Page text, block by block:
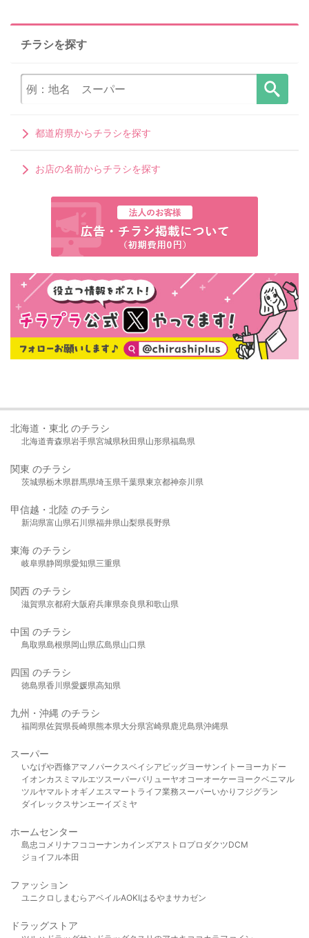
チラシを探す
都道府県からチラシを探す
お店の名前からチラシを探す
北海道・東北 のチラシ
北海道青森県岩手県宮城県秋田県山形県福島県
関東 のチラシ
茨城県栃木県群馬県埼玉県千葉県東京都神奈川県
甲信越・北陸 のチラシ
新潟県富山県石川県福井県山梨県長野県
東海 のチラシ
岐阜県静岡県愛知県三重県
関西 のチラシ
滋賀県京都府大阪府兵庫県奈良県和歌山県
中国 のチラシ
鳥取県島根県岡山県広島県山口県
四国 のチラシ
徳島県香川県愛媛県高知県
九州・沖縄 のチラシ
福岡県佐賀県長崎県熊本県大分県宮崎県鹿児島県沖縄県
スーパー
いなげや西條アマノパークスベイシア ビッグヨーサンイトーヨーカドー
イオンカスミ マルエツスーパーバリューヤオコーオーケー ヨークベニマル
ツルヤマルト オギノ エスマート ライフ業務スーパーいかり フジグラン
ダイレックスサンエーイズミヤ
ホームセンター
島忠 コメリ ナフコ コーナンカインズアストロプロダクツDCM
ジョイフル本田
ファッション
ユニクロ しまむら アベイルAOKIはるやま サカゼン
ドラッグストア